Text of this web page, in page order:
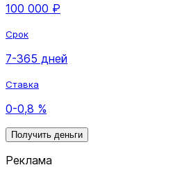
100 000 ₽
Срок
7-365 дней
Ставка
0-0,8 %
Получить деньги
Реклама